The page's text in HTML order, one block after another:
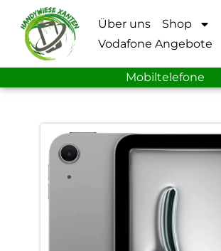
Über uns Shop
Vodafone Angebote
Mobiltelefone